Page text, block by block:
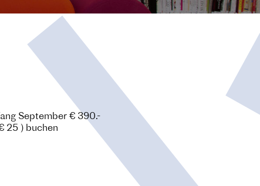
September € 390.-
25 ) buchen